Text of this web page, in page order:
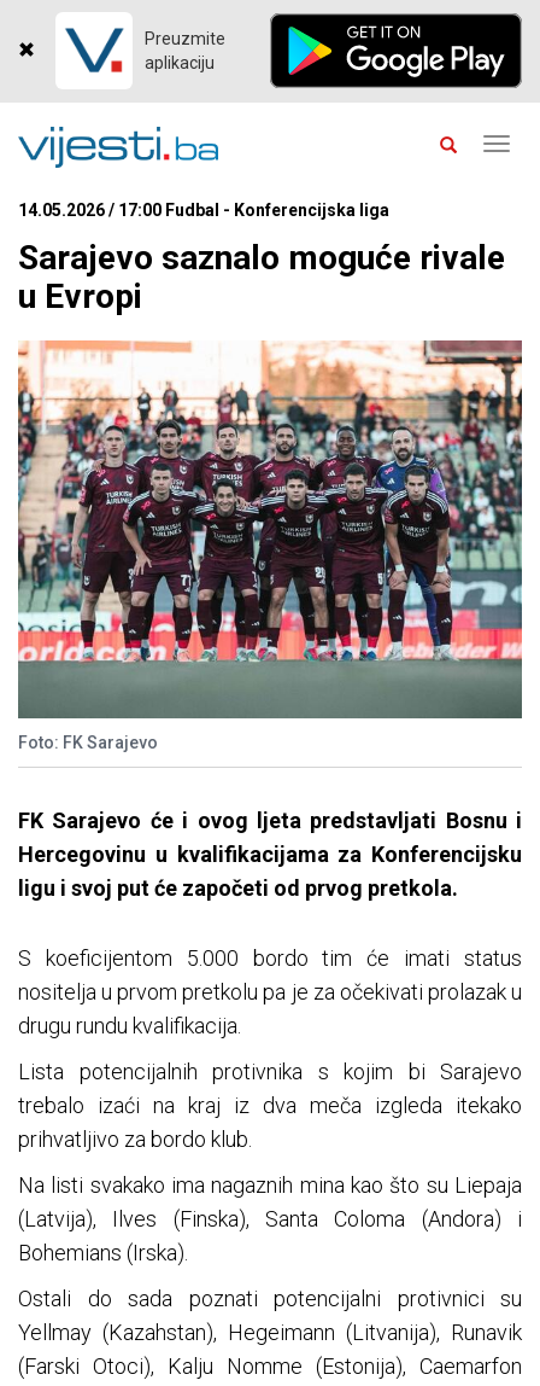
Preuzmite
aplikaciju
14.05.2026 / 17:00 Fudbal - Konferencijska liga
Sarajevo saznalo moguće rivale
u Evropi
Foto: FK Sarajevo
FK Sarajevo će i ovog ljeta predstavljati Bosnu i
Hercegovinu u kvalifikacijama za Konferencijsku
ligu i svoj put će započeti od prvog pretkola.
S koeficijentom 5.000 bordo tim će imati status
nositelja u prvom pretkolu pa je za očekivati prolazak u
drugu rundu kvalifikacija.
Lista potencijalnih protivnika s kojim bi Sarajevo
trebalo izaći na kraj iz dva meča izgleda itekako
prihvatljivo za bordo klub.
Na listi svakako ima nagaznih mina kao što su Liepaja
(Latvija), Ilves (Finska), Santa Coloma (Andora) i
Bohemians (Irska).
Ostali do sada poznati potencijalni protivnici su
Yellmay (Kazahstan), Hegeimann (Litvanija), Runavik
(Farski Otoci), Kalju Nomme (Estonija), Caemarfon